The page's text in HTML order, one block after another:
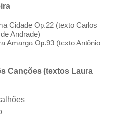
Cidade Op.22 (texto Carlos
Andrade)
Amarga Op.93 (texto Antônio
Canções (textos Laura